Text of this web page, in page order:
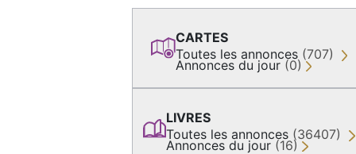
CARTES
Toutes les annonces (707)
Annonces du jour (0)
LIVRES
Toutes les annonces (36407)
Annonces du jour (16)